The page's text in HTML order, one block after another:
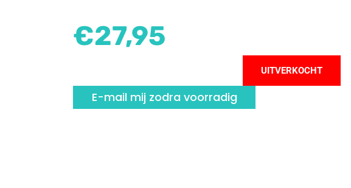
€27,95
UITVERKOCHT
E-mail mij zodra voorradig